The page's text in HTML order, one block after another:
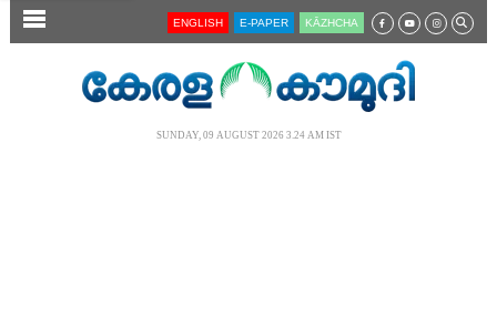
SECTIONS ENGLISH E-PAPER KĀZHCHA
SUNDAY, 09 AUGUST 2026 3.24 AM IST